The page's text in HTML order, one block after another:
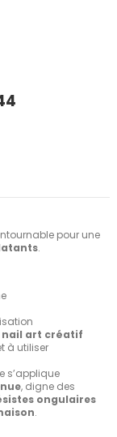
pour une
.
nail art créatif
à utiliser
s’applique
, digne des
ongulaires
.